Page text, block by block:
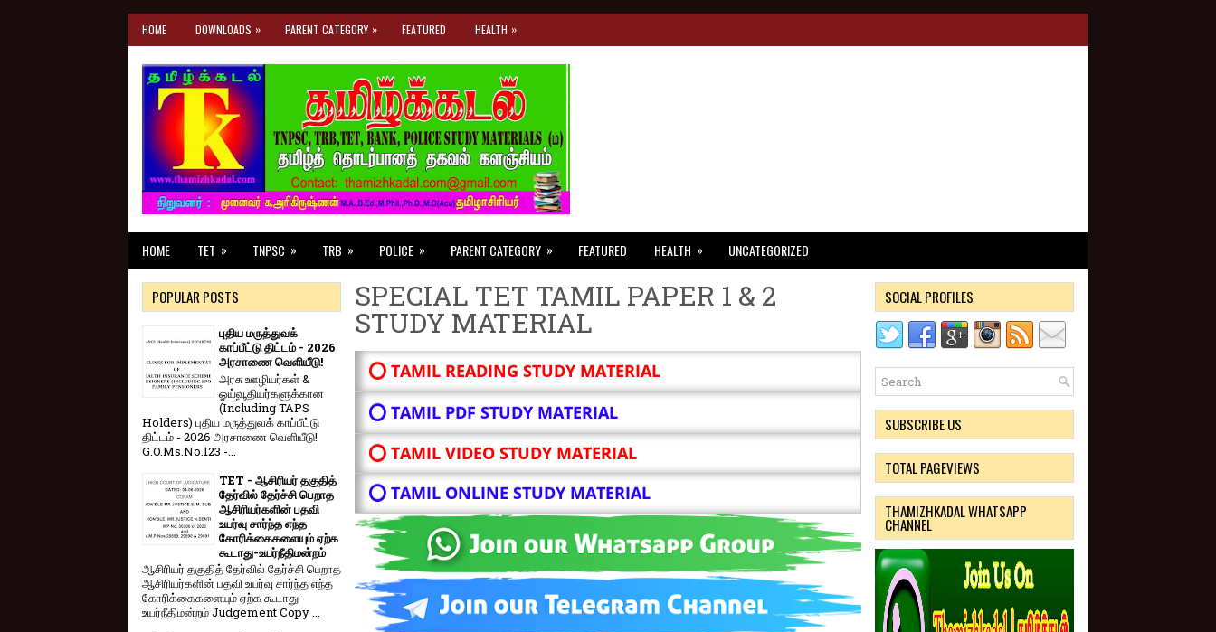
HOME DOWNLOADS » PARENT CATEGORY » FEATURED HEALTH »
HOME TET » TNPSC » TRB » POLICE » PARENT CATEGORY » FEATURED HEALTH » UNCATEGORIZED
SPECIAL TET TAMIL PAPER 1 & 2
STUDY MATERIAL
⭕ TAMIL READING STUDY MATERIAL
⭕ TAMIL PDF STUDY MATERIAL
⭕ TAMIL VIDEO STUDY MATERIAL
⭕ TAMIL ONLINE STUDY MATERIAL
POPULAR POSTS
புதிய மருத்துவக்
காப்பீட்டு திட்டம் - 2026
அரசாணை வெளியீடு!
அரசு ஊழியர்கள் &
ஓய்வூதியர்களுக்கான
(Including TAPS
Holders) புதிய மருத்துவக் காப்பீட்டு
திட்டம் - 2026 அரசாணை வெளியீடு!
G.O.Ms.No.123 -...
TET - ஆசிரியர் தகுதித்
தேர்வில் தேர்ச்சி பெறாத
ஆசிரியர்களின் பதவி
உயர்வு சார்ந்த எந்த
கோரிக்கைகளையும் ஏற்க
கூடாது-உயர்நீதிமன்றம்
ஆசிரியர் தகுதித் தேர்வில் தேர்ச்சி பெறாத
ஆசிரியர்களின் பதவி உயர்வு சார்ந்த எந்த
கோரிக்கைகளையும் ஏற்க கூடாது-
உயர்நீதிமன்றம் Judgement Copy ...
SOCIAL PROFILES
SUBSCRIBE US
TOTAL PAGEVIEWS
THAMIZHKADAL WHATSAPP
CHANNEL